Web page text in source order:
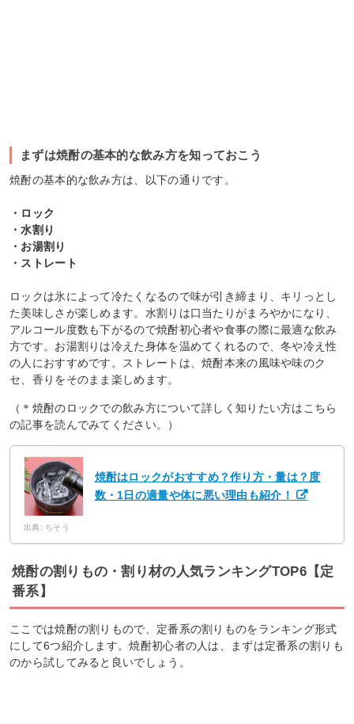
まずは焼酎の基本的な飲み方を知っておこう
焼酎の基本的な飲み方は、以下の通りです。
・ロック
・水割り
・お湯割り
・ストレート
ロックは氷によって冷たくなるので味が引き締まり、キリっとし
た美味しさが楽しめます。水割りは口当たりがまろやかになり、
アルコール度数も下がるので焼酎初心者や食事の際に最適な飲み
方です。お湯割りは冷えた身体を温めてくれるので、冬や冷え性
の人におすすめです。ストレートは、焼酎本来の風味や味のク
セ、香りをそのまま楽しめます。
（＊焼酎のロックでの飲み方について詳しく知りたい方はこちら
の記事を読んでみてください。）
焼酎はロックがおすすめ？作り方・量は？度
数・1日の適量や体に悪い理由も紹介！
出典: ちそう
焼酎の割りもの・割り材の人気ランキングTOP6【定
番系】
ここでは焼酎の割りもので、定番系の割りものをランキング形式
にして6つ紹介します。焼酎初心者の人は、まずは定番系の割りも
のから試してみると良いでしょう。